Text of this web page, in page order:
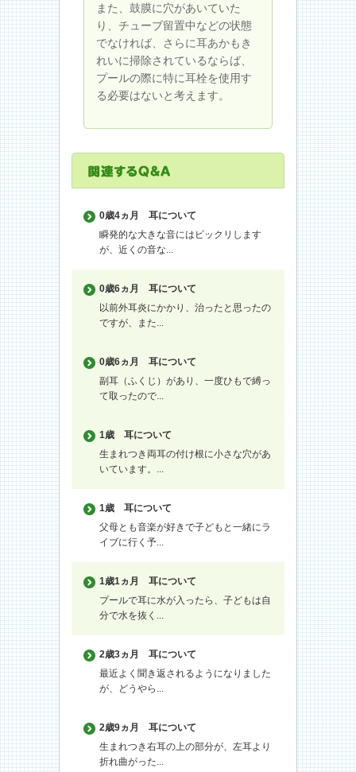
また、鼓膜に穴があいていた
り、チューブ留置中などの状態
でなければ、さらに耳あかもき
れいに掃除されているならば、
プールの際に特に耳栓を使用す
る必要はないと考えます。
0歳4ヵ月
耳について
瞬発的な大きな音にはビックリします
が、近くの音な...
0歳6ヵ月
耳について
以前外耳炎にかかり、治ったと思ったの
ですが、また...
0歳6ヵ月
耳について
副耳（ふくじ）があり、一度ひもで縛っ
て取ったので...
1歳
耳について
生まれつき両耳の付け根に小さな穴があ
いています。...
1歳
耳について
父母とも音楽が好きで子どもと一緒にラ
イブに行く予...
1歳1ヵ月
耳について
プールで耳に水が入ったら、子どもは自
分で水を抜く...
2歳3ヵ月
耳について
最近よく聞き返されるようになりました
が、どうやら...
2歳9ヵ月
耳について
生まれつき右耳の上の部分が、左耳より
折れ曲がった...